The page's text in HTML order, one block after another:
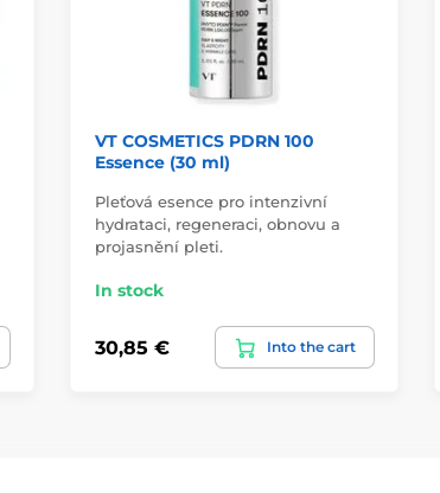
VT COSMETICS PDRN 100
Essence (30 ml)
Pleťová esence pro intenzivní
hydrataci, regeneraci, obnovu a
projasnění pleti.
In stock
30,85 € Into the cart